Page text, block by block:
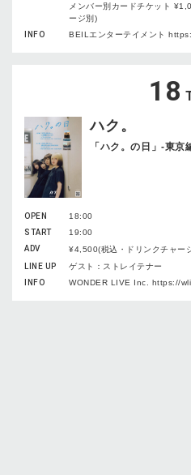
メンバー別カードチケット
ージ別)
INFO
BEILエンターテイメント
18
ハク。
「ハク。の日」-東京
OPEN
18:00
START
19:00
ADV
¥4,500(税込・ドリンクチャー
LINE UP
ゲスト：ストレイテナー
INFO
WONDER LIVE Inc. https://